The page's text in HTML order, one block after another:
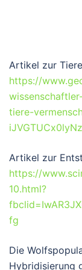
Artikel zur
https://
tiere-
Artikel zur
https://
10.html?
fg
Die
Hybridisierung